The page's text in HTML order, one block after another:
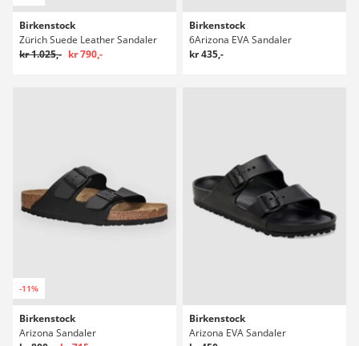
Birkenstock
Zürich Suede Leather Sandaler
kr 1.025,- kr 790,-
Birkenstock
6Arizona EVA Sandaler
kr 435,-
-11%
Birkenstock
Arizona Sandaler
Birkenstock
Arizona EVA Sandaler